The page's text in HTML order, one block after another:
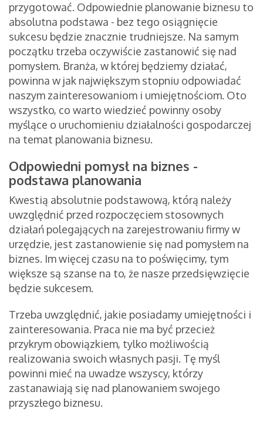
przygotować. Odpowiednie planowanie biznesu to
absolutna podstawa - bez tego osiągnięcie
sukcesu będzie znacznie trudniejsze. Na samym
początku trzeba oczywiście zastanowić się nad
pomysłem. Branża, w której będziemy działać,
powinna w jak największym stopniu odpowiadać
naszym zainteresowaniom i umiejętnościom. Oto
wszystko, co warto wiedzieć powinny osoby
myślące o uruchomieniu działalności gospodarczej
na temat planowania biznesu.
Odpowiedni pomysł na biznes -
podstawa planowania
Kwestią absolutnie podstawową, którą należy
uwzględnić przed rozpoczęciem stosownych
działań polegających na zarejestrowaniu firmy w
urzędzie, jest zastanowienie się nad pomysłem na
biznes. Im więcej czasu na to poświęcimy, tym
większe są szanse na to, że nasze przedsięwzięcie
będzie sukcesem.
Trzeba uwzględnić, jakie posiadamy umiejętności i
zainteresowania. Praca nie ma być przecież
przykrym obowiązkiem, tylko możliwością
realizowania swoich własnych pasji. Tę myśl
powinni mieć na uwadze wszyscy, którzy
zastanawiają się nad planowaniem swojego
przyszłego biznesu.